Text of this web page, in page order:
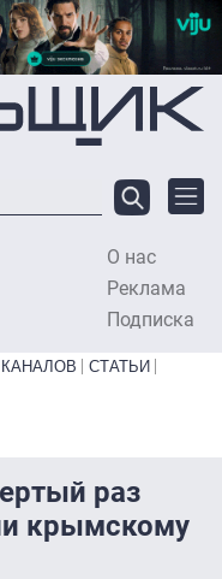
О нас
Реклама
Подписка
СТАТЬИ
раз
крымскому